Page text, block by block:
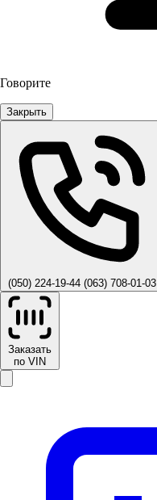
Говорите
Закрыть
(050) 224-19-44 (063) 708-01-03
Заказать
по VIN